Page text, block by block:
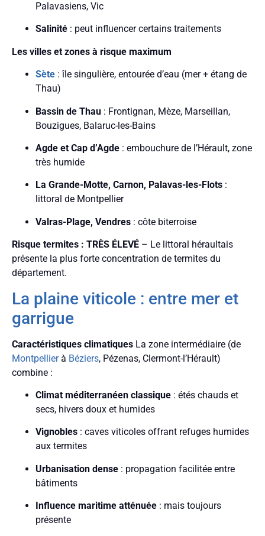
Palavasiens, Vic
Salinité : peut influencer certains traitements
Les villes et zones à risque maximum
Sète : île singulière, entourée d’eau (mer + étang de
Thau)
Bassin de Thau : Frontignan, Mèze, Marseillan,
Bouzigues, Balaruc-les-Bains
Agde et Cap d’Agde : embouchure de l’Hérault, zone
très humide
La Grande-Motte, Carnon, Palavas-les-Flots :
littoral de Montpellier
Valras-Plage, Vendres : côte biterroise
Risque termites : TRÈS ÉLEVÉ – Le littoral héraultais
présente la plus forte concentration de termites du
département.
La plaine viticole : entre mer et
garrigue
Caractéristiques climatiques La zone intermédiaire (de
Montpellierà Béziers, Pézenas, Clermont-l’Hérault)
combine :
Climat méditerranéen classique : étés chauds et
secs, hivers doux et humides
Vignobles : caves viticoles offrant refuges humides
aux termites
Urbanisation dense : propagation facilitée entre
bâtiments
Influence maritime atténuée : mais toujours
présente